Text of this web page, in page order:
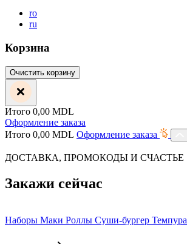
ro
ru
Корзина
Очистить корзину
Итого 0,00 MDL
Оформление заказа
Итого 0,00 MDL Оформление заказа
ДОСТАВКА, ПРОМОКОДЫ И СЧАСТЬЕ
Закажи сейчас
Наборы Маки Роллы Суши-бургер Темпура